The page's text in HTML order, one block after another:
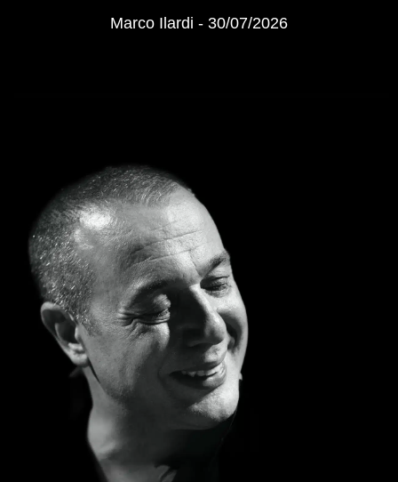
Marco Ilardi 30/07/2026